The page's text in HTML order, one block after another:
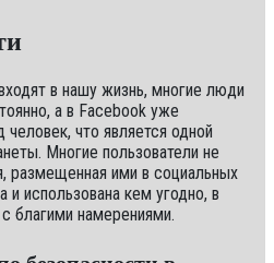
в нашу жизнь, многие люди
а в Facebook уже
что является одной
Многие пользователи не
размещенная ими в социальных
использована кем угодно, в
благими намерениями.